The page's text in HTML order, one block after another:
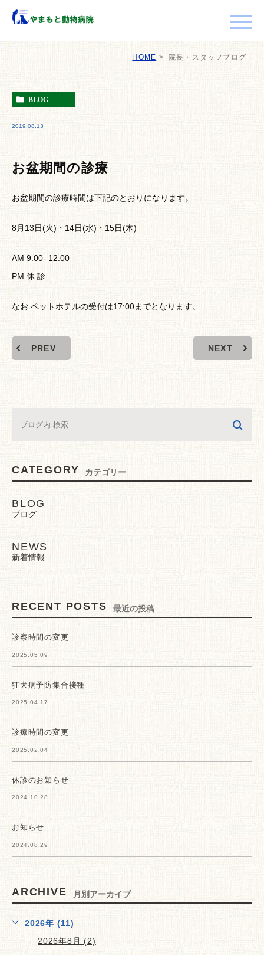
HOME 院長・スタッフブログ
BLOG
2019.08.13
お盆期間の診療
お盆期間の診療時間は下記のとおりになります。
8月13日(火)・14日(水)・15日(木)
AM 9:00- 12:00
PM 休 診
なお ペットホテルの受付は17:00までとなります。
PREV NEXT
CATEGORY カテゴリー
BLOG
ブログ
NEWS
新着情報
RECENT POSTS 最近の投稿
診察時間の変更
2025.05.09
狂犬病予防集合接種
2025.04.17
診療時間の変更
2025.02.04
休診のお知らせ
2024.10.28
お知らせ
2024.08.29
ARCHIVE 月別アーカイブ
2026年 (11)
2026年8月 (2)